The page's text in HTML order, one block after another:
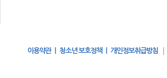
이용약관 | 청소년 보호정책 | 개인정보취급방침|